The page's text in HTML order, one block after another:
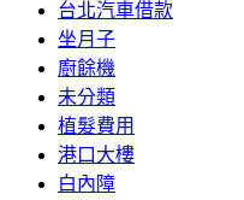
台北汽車借款
坐月子
廚餘機
未分類
植髮費用
港口大樓
白內障